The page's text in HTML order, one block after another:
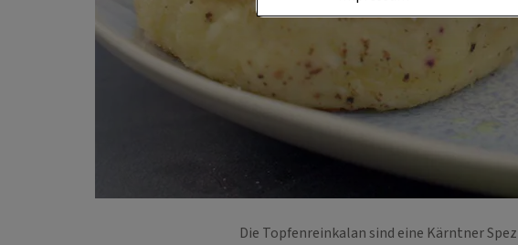
Die Topfenreinkalan sind eine Kärntner